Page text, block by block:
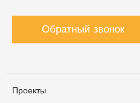
Обратный звонок
Проекты